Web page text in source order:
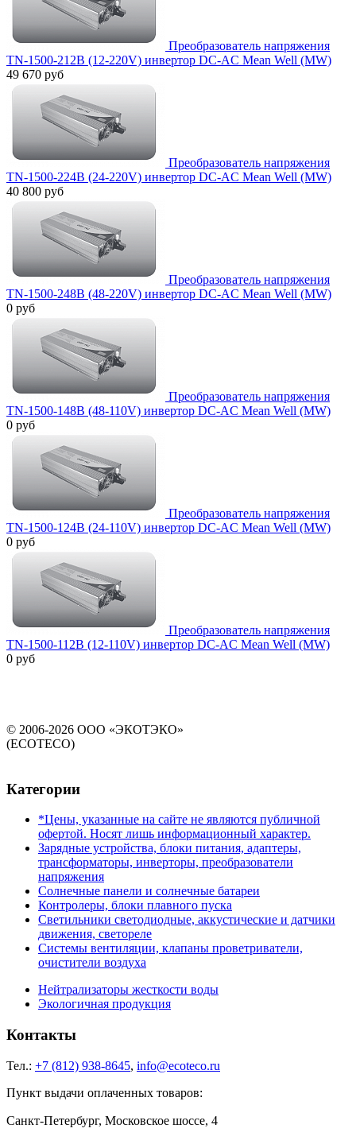
Преобразователь напряжения
TN-1500-212B (12-220V) инвертор DC-AC Mean Well (MW)
49 670 руб
Преобразователь напряжения
TN-1500-224B (24-220V) инвертор DC-AC Mean Well (MW)
40 800 руб
Преобразователь напряжения
TN-1500-248B (48-220V) инвертор DC-AC Mean Well (MW)
0 руб
Преобразователь напряжения
TN-1500-148B (48-110V) инвертор DC-AC Mean Well (MW)
0 руб
Преобразователь напряжения
TN-1500-124B (24-110V) инвертор DC-AC Mean Well (MW)
0 руб
Преобразователь напряжения
TN-1500-112B (12-110V) инвертор DC-AC Mean Well (MW)
0 руб
© 2006-2026 ООО «ЭКОТЭКО»
(ECOTECO)
Категории
*Цены, указанные на сайте не являются публичной
офертой. Носят лишь информационный характер.
Зарядные устройства, блоки питания, адаптеры,
трансформаторы, инверторы, преобразователи
напряжения
Солнечные панели и солнечные батареи
Контролеры, блоки плавного пуска
Светильники светодиодные, аккустические и датчики
движения, светореле
Системы вентиляции, клапаны проветриватели,
очистители воздуха
Нейтрализаторы жесткости воды
Экологичная продукция
Контакты
Тел.: +7 (812) 938-8645, info@ecoteco.ru
Пункт выдачи оплаченных товаров:
Санкт-Петербург, Московское шоссе, 4